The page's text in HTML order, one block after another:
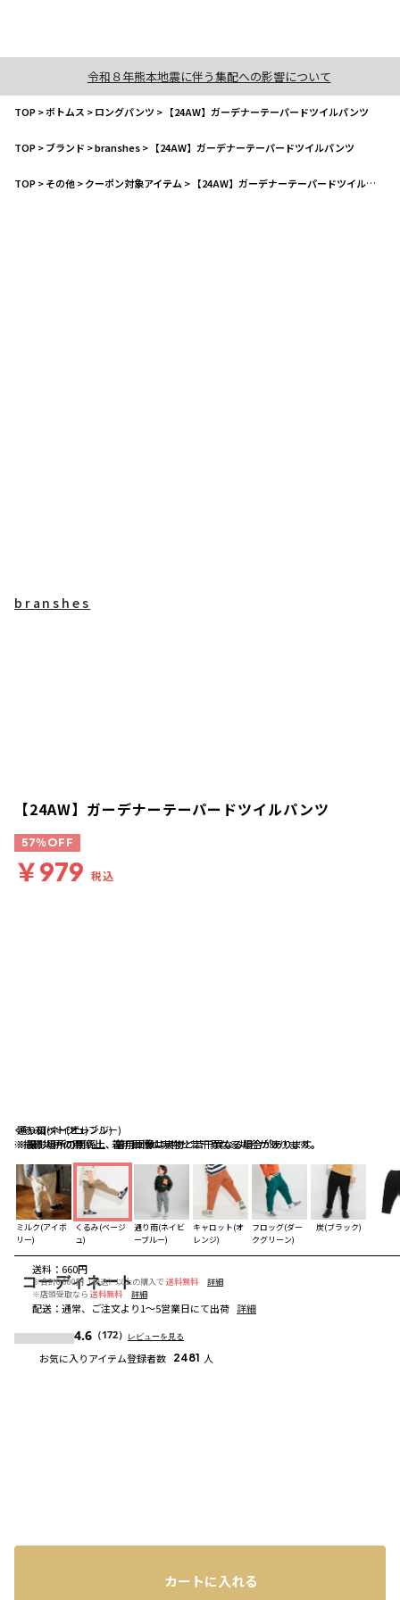
令和８年熊本地震に伴う集配への影響について
TOP>ボトムス >ロングパンツ > 【24AW】ガーデナーテーパードツイルパンツ
TOP>ブランド >branshes> 【24AW】ガーデナーテーパードツイルパンツ
TOP>その他>クーポン対象アイテム > 【24AW】ガーデナーテーパードツイルパンツ
くるみ(ベージュ)
※撮影場所の関係上、着用画像は実物と若干異なる場合があります。
通り雨(ネイビーブルー)
※撮影場所の関係上、着用画像は実物と若干異なる場合があります。
キャロット(オレンジ)
※撮影場所の関係上、着用画像は実物と若干異なる場合があります。
ミルク(アイボ
リー)
くるみ(ベージ
ュ)
通り雨(ネイビ
ーブルー)
キャロット(オ
レンジ)
フロッグ(ダー
クグリーン)
炭(ブラック)
コーディネート
送料 ： 660円
※合計6,600円（税込）以上の購入で 送料無料
詳細
※店頭受取なら 送料無料 詳細
配送 ： 通常、ご注文より1～5営業日にて出荷 詳細
4.6 （172） レビューを見る
お気に入りアイテム登録者数 2481 人
branshes
【24AW】ガーデナーテーパードツイルパンツ
57％OFF
￥979 税込
カートに入れる